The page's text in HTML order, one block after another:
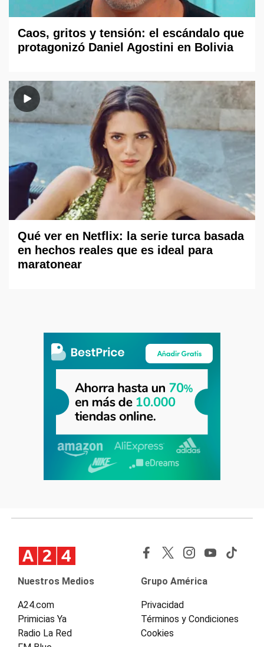
Caos, gritos y tensión: el escándalo que
protagonizó Daniel Agostini en Bolivia
Qué ver en Netflix: la serie turca basada
en hechos reales que es ideal para
maratonear
Nuestros Medios
A24.com
Primicias Ya
Radio La Red
Grupo América
Privacidad
Términos y Condiciones
Cookies